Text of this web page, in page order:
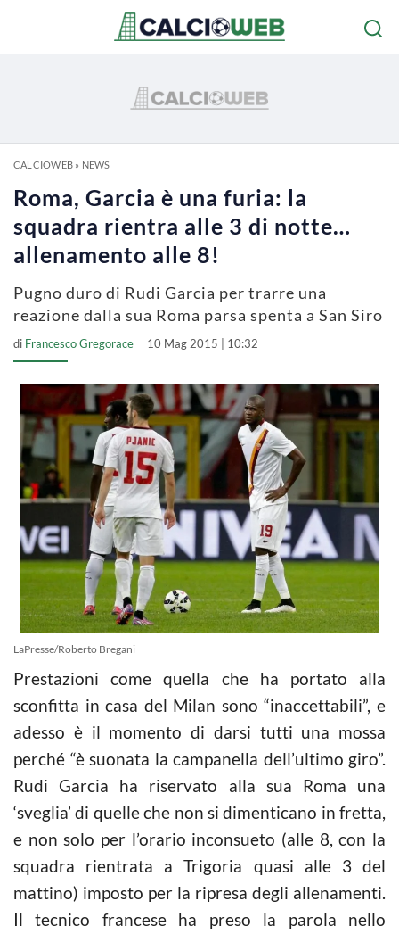
CALCIOWEB» NEWS
Roma, Garcia è una furia: la
squadra rientra alle 3 di notte…
allenamento alle 8!
Pugno duro di Rudi Garcia per trarre una
reazione dalla sua Roma parsa spenta a San Siro
di Francesco Gregorace 10 Mag 2015 | 10:32
LaPresse/Roberto Bregani
Prestazioni come quella che ha portato alla
sconfitta in casa del Milan sono “inaccettabili”, e
adesso è il momento di darsi tutti una mossa
perché “è suonata la campanella dell’ultimo giro”.
Rudi Garcia ha riservato alla sua Roma una
‘sveglia’ di quelle che non si dimenticano in fretta,
e non solo per l’orario inconsueto (alle 8, con la
squadra rientrata a Trigoria quasi alle 3 del
mattino) imposto per la ripresa degli allenamenti.
Il tecnico francese ha preso la parola nello